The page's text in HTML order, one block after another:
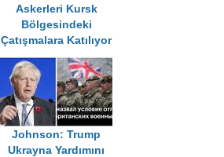
Askerleri Kursk
Bölgesindeki
Çatışmalara Katılıyor
Johnson: Trump
Ukrayna Yardımını